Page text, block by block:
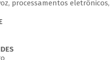
processamentos